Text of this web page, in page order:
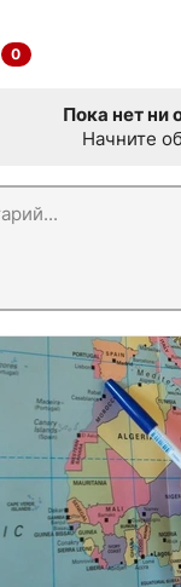
0
Пока нет ни
Начните